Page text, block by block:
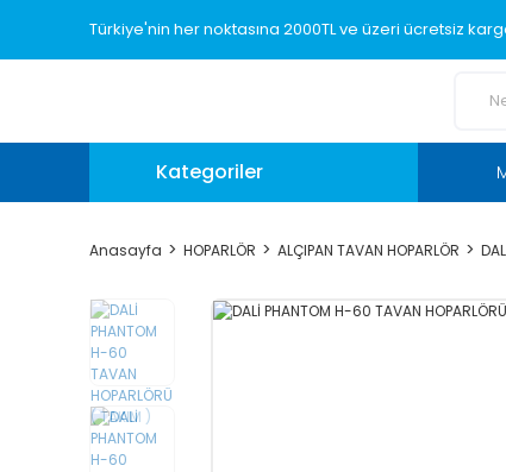
Türkiye'nin her noktasına 2000TL ve üzeri ücretsiz
Kategoriler
Anasayfa HOPARLÖR ALÇIPAN TAVAN HOPARLÖR